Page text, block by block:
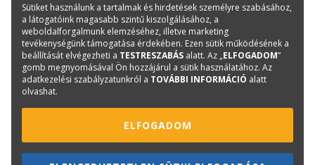
SABJÁN TIBOR-BUZÁS MIKLÓS
Hagyományos falak 5.
Eredeti ár:3 200Ft
Online ár:2 560Ft
SABJÁN TIBOR
Eredeti ár:3 800Ft
Online ár:3 040Ft
Sütiket használunk a tartalmak és hirdetések személyre szabásához,
a látogatóink magasabb szintű kiszolgálásához, a
weboldalforgalmunk elemzéséhez, illetve marketing
tevékenységünk támogatása érdekében. Ezen sütik működésének a
beállítását elvégezheti a TESTRESZABÁS alatt. Az „ELFOGADOM”
gomb megnyomásával Ön hozzájárul a sütik használatához. Az
adatkezelési szabályzatunkról a TOVÁBBI INFORMÁCIÓ alatt
olvashat.
ELFOGADOM